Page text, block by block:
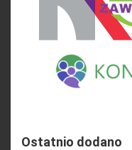
Ostatnio dodano